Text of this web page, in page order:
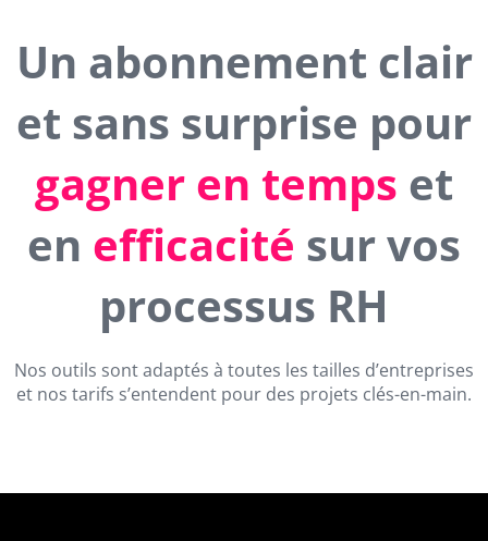
Un abonnement clair
et sans surprise pour
gagner en temps et
en efficacité sur vos
processus RH
Nos outils sont adaptés à toutes les tailles d’entreprises
et nos tarifs s’entendent pour des projets clés-en-main.